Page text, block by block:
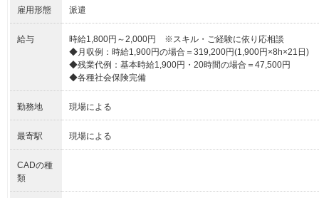
雇用形態 派遣
給与
時給1,800円～2,000円 ※スキル・ご経験に依り応相談
◆月収例：時給1,900円の場合＝319,200円(1,900円×8h×21日)
◆残業代例：基本時給1,900円・20時間の場合＝47,500円
◆各種社会保険完備
勤務地 現場による
最寄駅 現場による
CADの種
類